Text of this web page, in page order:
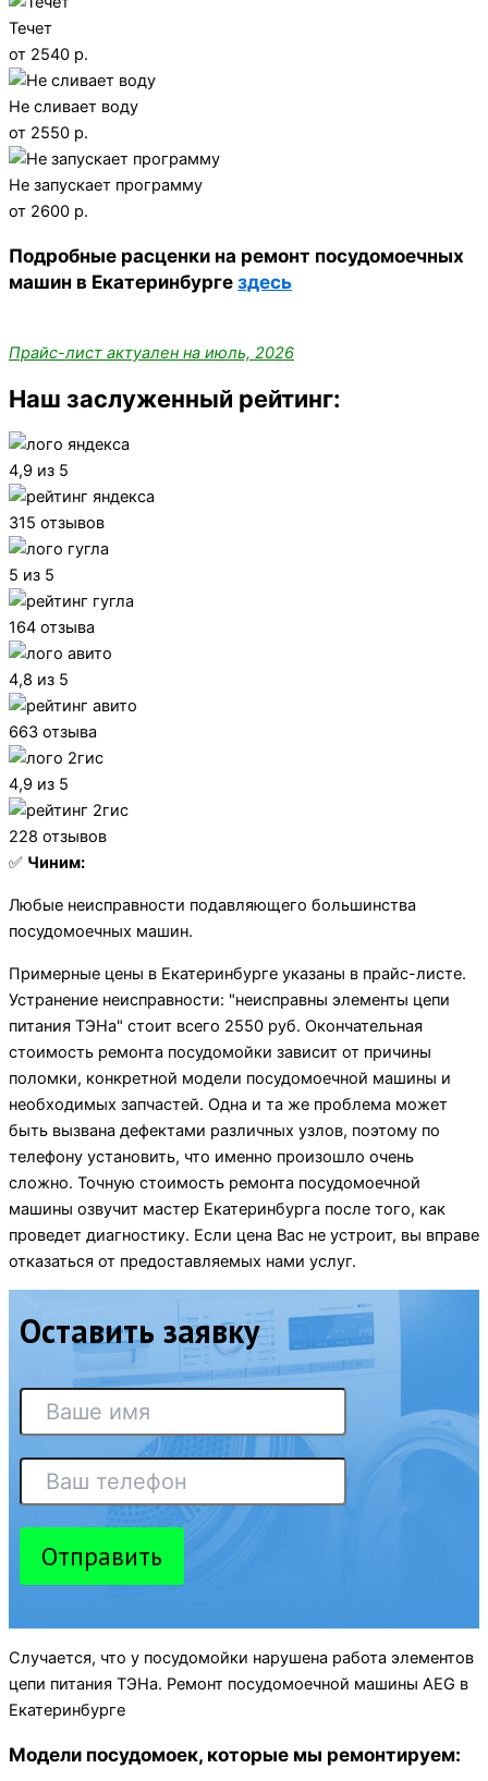
Течет
от 2540 р.
Не сливает воду
от 2550 р.
Не запускает программу
от 2600 р.
Подробные расценки на ремонт посудомоечных
машин в Екатеринбургездесь
Прайс-лист актуален на июль, 2026
Наш заслуженный рейтинг:
4,9 из 5
315 отзывов
5 из 5
164 отзыва
4,8 из 5
663 отзыва
4,9 из 5
228 отзывов
✅ Чиним:
Любые неисправности подавляющего большинства
посудомоечных машин.
Примерные цены в Екатеринбурге указаны в прайс-листе.
Устранение неисправности: "неисправны элементы цепи
питания ТЭНа" стоит всего 2550 руб. Окончательная
стоимость ремонта посудомойки зависит от причины
поломки, конкретной модели посудомоечной машины и
необходимых запчастей. Одна и та же проблема может
быть вызвана дефектами различных узлов, поэтому по
телефону установить, что именно произошло очень
сложно. Точную стоимость ремонта посудомоечной
машины озвучит мастер Екатеринбурга после того, как
проведет диагностику. Если цена Вас не устроит, вы вправе
отказаться от предоставляемых нами услуг.
Оставить заявку
Отправить
Случается, что у посудомойки нарушена работа элементов
цепи питания ТЭНа. Ремонт посудомоечной машины AEG в
Екатеринбурге
Модели посудомоек, которые мы ремонтируем: